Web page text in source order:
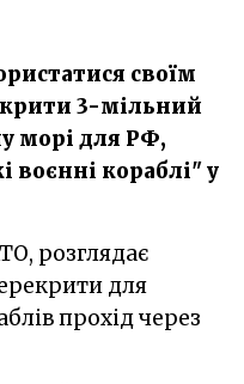
своїм
3-мільний
морі для РФ,
воєнні кораблі" у
для
прохід через